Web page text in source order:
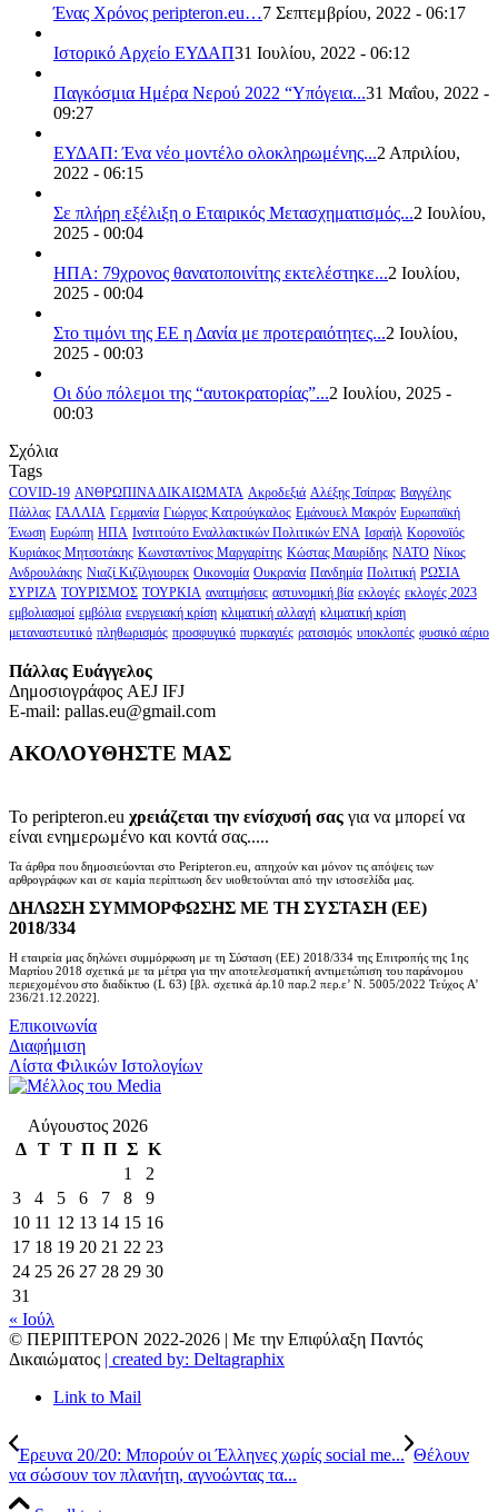
Ένας Χρόνος peripteron.eu…7 Σεπτεμβρίου, 2022 - 06:17
Ιστορικό Αρχείο ΕΥΔΑΠ31 Ιουλίου, 2022 - 06:12
Παγκόσμια Ημέρα Νερού 2022 “Υπόγεια...31 Μαΐου, 2022 -
09:27
ΕΥΔΑΠ: Ένα νέο μοντέλο ολοκληρωμένης...2 Απριλίου,
2022 - 06:15
Σε πλήρη εξέλιξη ο Εταιρικός Μετασχηματισμός...2 Ιουλίου,
2025 - 00:04
ΗΠΑ: 79χρονος θανατοποινίτης εκτελέστηκε...2 Ιουλίου,
2025 - 00:04
Στο τιμόνι της ΕΕ η Δανία με προτεραιότητες...2 Ιουλίου,
2025 - 00:03
Οι δύο πόλεμοι της “αυτοκρατορίας”...2 Ιουλίου, 2025 -
00:03
Σχόλια
Tags
COVID-19 ΑΝΘΡΩΠΙΝΑ ΔΙΚΑΙΩΜΑΤΑ Ακροδεξιά Αλέξης Τσίπρας Βαγγέλης
Πάλλας ΓΑΛΛΙΑ Γερμανία Γιώργος Κατρούγκαλος Εμάνουελ Μακρόν Ευρωπαϊκή
Ένωση Ευρώπη ΗΠΑ Ινστιτούτο Εναλλακτικών Πολιτικών ΕΝΑ Ισραήλ Κορονοϊός
Κυριάκος Μητσοτάκης Κωνσταντίνος Μαργαρίτης Κώστας Μαυρίδης ΝΑΤΟ Νίκος
Ανδρουλάκης Νιαζί Κιζίλγιουρεκ Οικονομία Ουκρανία Πανδημία Πολιτική ΡΩΣΙΑ
ΣΥΡΙΖΑ ΤΟΥΡΙΣΜΟΣ ΤΟΥΡΚΙΑ ανατιμήσεις αστυνομική βία εκλογές εκλογές 2023
εμβολιασμοί εμβόλια ενεργειακή κρίση κλιματική αλλαγή κλιματική κρίση
μεταναστευτικό πληθωρισμός προσφυγικό πυρκαγιές ρατσισμός υποκλοπές φυσικό αέριο
Πάλλας Ευάγγελος
Δημοσιογράφος AEJ ΙFJ
E-mail: pallas.eu@gmail.com
ΑΚΟΛΟΥΘΗΣΤΕ ΜΑΣ
Το peripteron.eu χρειάζεται την ενίσχυσή σας για να μπορεί να
είναι ενημερωμένο και κοντά σας.....
Τα άρθρα που δημοσιεύονται στο Peripteron.eu, απηχούν και μόνον τις απόψεις των
αρθρογράφων και σε καμία περίπτωση δεν υιοθετούνται από την ιστοσελίδα μας.
ΔΗΛΩΣΗ ΣΥΜΜΟΡΦΩΣΗΣ ΜΕ ΤΗ ΣΥΣΤΑΣΗ (ΕΕ)
2018/334
Η εταιρεία μας δηλώνει συμμόρφωση με τη Σύσταση (ΕΕ) 2018/334 της Επιτροπής της 1ης
Μαρτίου 2018 σχετικά με τα μέτρα για την αποτελεσματική αντιμετώπιση του παράνομου
περιεχομένου στο διαδίκτυο (L 63) [βλ. σχετικά άρ.10 παρ.2 περ.ε’ Ν. 5005/2022 Τεύχος A’
236/21.12.2022].
Επικοινωνία
Διαφήμιση
Λίστα Φιλικών Ιστολογίων
Αύγουστος 2026
Δ Τ Τ Π Π Σ Κ
1
2
3
4 5 6 7 8
9
10 11 12 13 14 15 16
17 18 19 20 21 22 23
24 25 26 27 28 29 30
31
« Ιούλ
© ΠΕΡΙΠΤΕΡΟΝ 2022-2026 | Με την Επιφύλαξη Παντός
Δικαιώματος | created by: Deltagraphix
Link to Mail
Έρευνα 20/20: Μπορούν οι Έλληνες χωρίς social me... Θέλουν
να σώσουν τον πλανήτη, αγνοώντας τα...